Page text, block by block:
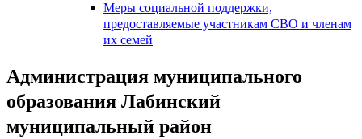
Меры социальной поддержки,
предоставляемые участникам СВО и членам
их семей
Администрация муниципального
образования Лабинский
муниципальный район